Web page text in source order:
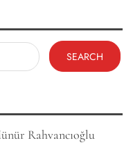
Rahvancıoğlu